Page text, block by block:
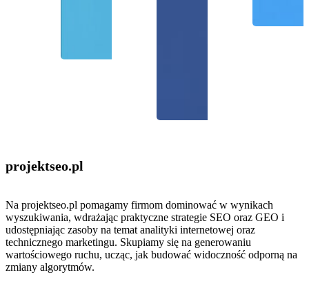
projektseo.pl
Na projektseo.pl pomagamy firmom dominować w wynikach
wyszukiwania, wdrażając praktyczne strategie SEO oraz GEO i
udostępniając zasoby na temat analityki internetowej oraz
technicznego marketingu. Skupiamy się na generowaniu
wartościowego ruchu, ucząc, jak budować widoczność odporną na
zmiany algorytmów.